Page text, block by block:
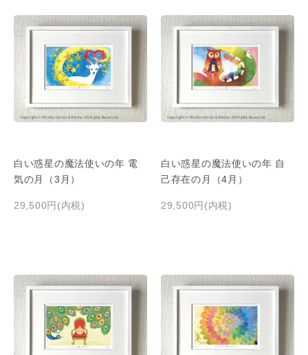
白い惑星の魔法使いの年 電
気の月（3月）
29,500円(内税)
白い惑星の魔法使いの年 自
己存在の月（4月）
29,500円(内税)